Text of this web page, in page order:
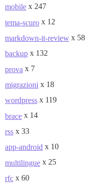
mobile x 247
tema-scuro x 12
markdown-it-review x 58
backup x 132
prova x 7
migrazioni x 18
wordpress x 119
brace x 14
rss x 33
app-android x 10
multilingue x 25
rfc x 60